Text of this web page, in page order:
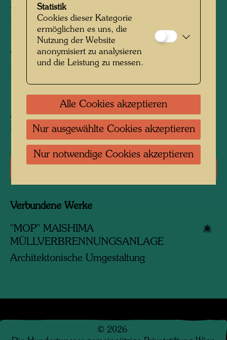
- ZWEITER ENTWURF FÜR
DEN KAMIN
Architekturzeichnung
2 Versionen: A undatiert, B datiert 19. Januar
1998
Aquarell auf einer Kopie eines Plans von Peter
Pelikan
Literatur: Monographien
Verbundene Werke
"MOP" MAISHIMA
MÜLLVERBRENNUNGSANLAGE
Architektonische Umgestaltung
© 2026
Statistik
Cookies dieser Kategorie
ermöglichen es uns, die
Nutzung der Website
anonymisiert zu analysieren
und die Leistung zu messen.
Alle Cookies akzeptieren
Nur ausgewählte Cookies akzeptieren
Nur notwendige Cookies akzeptieren